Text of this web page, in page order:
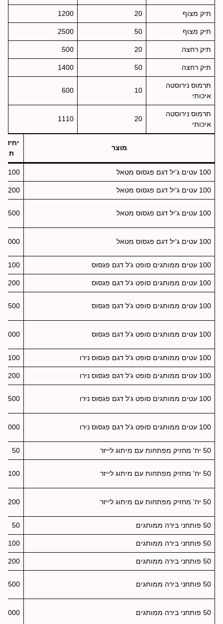
תיק מצוף 20
1200
תיק מצוף 50
2500
תיק רחצה 20
500
תיק רחצה 50
1400
תרמוס נירוסטה
איכותי
10
600
תרמוס נירוסטה
איכותי
20
1110
מוצר
יחידו
ת
100 עטים ג'יל דגם פגסוס מטאל 100
100 עטים ג'יל דגם פגסוס מטאל 200
100 עטים ג'יל דגם פגסוס מטאל 500
100 עטים ג'יל דגם פגסוס מטאל 1000
100 עטים ממותגים סופט ג'ל דגם פגסוס 100
100 עטים ממותגים סופט ג'ל דגם פגסוס 200
100 עטים ממותגים סופט ג'ל דגם פגסוס 500
100 עטים ממותגים סופט ג'ל דגם פגסוס 1000
100 עטים ממותגים סופט ג'ל דגם פגסוס נירו 100
100 עטים ממותגים סופט ג'ל דגם פגסוס נירו 200
100 עטים ממותגים סופט ג'ל דגם פגסוס נירו 500
100 עטים ממותגים סופט ג'ל דגם פגסוס נירו 1000
50 יח' מחזיק מפתחות עם מיתוג לייזר 50
50 יח' מחזיק מפתחות עם מיתוג לייזר 100
50 יח' מחזיק מפתחות עם מיתוג לייזר 200
50 פותחני בירה ממותגים 50
50 פותחני בירה ממותגים 100
50 פותחני בירה ממותגים 200
50 פותחני בירה ממותגים 500
50 פותחני בירה ממותגים 1000